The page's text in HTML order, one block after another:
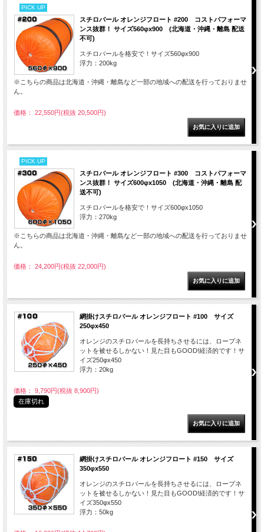
PICK UP
スチロバール オレンジフロート #200 コストパフォーマ
ンス抜群！ サイズ560φx900 (北海道・沖縄・離島 配送
不可)
スチロバールを格安で！サイズ560φx900
浮力：200kg
※こちらの商品は北海道・沖縄・離島など一部の地域への配送を行っておりませ
ん。
価格： 22,550円(税抜 20,500円)
PICK UP
スチロバール オレンジフロート #300 コストパフォーマ
ンス抜群！ サイズ600φx1050 (北海道・沖縄・離島 配
送不可)
スチロバールを格安で！サイズ600φx1050
浮力：270kg
※こちらの商品は北海道・沖縄・離島など一部の地域への配送を行っておりませ
ん。
価格： 24,200円(税抜 22,000円)
網掛けスチロバール オレンジフロート #100 サイズ
250φx450
オレンジのスチロバールを長持ちさせるには、ロープネ
ットを被せるしかない！見た目もGOOD!経済的です！サ
イズ250φx450
浮力：20kg
価格： 9,790円(税抜 8,900円)
在庫切れ
網掛けスチロバール オレンジフロート #150 サイズ
350φx550
オレンジのスチロバールを長持ちさせるには、ロープネ
ットを被せるしかない！見た目もGOOD!経済的です！サ
イズ350φx550
浮力：50kg